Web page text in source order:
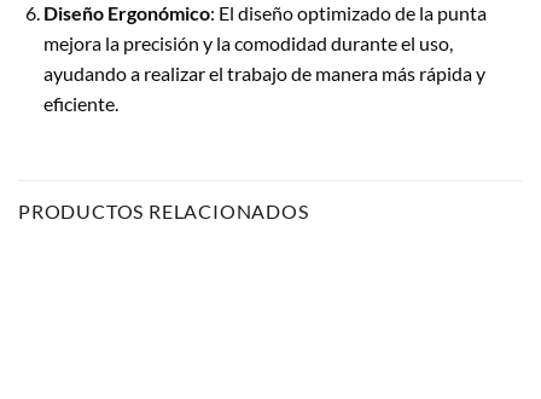
Diseño Ergonómico: El diseño optimizado de la punta
mejora la precisión y la comodidad durante el uso,
ayudando a realizar el trabajo de manera más rápida y
eficiente.
PRODUCTOS RELACIONADOS